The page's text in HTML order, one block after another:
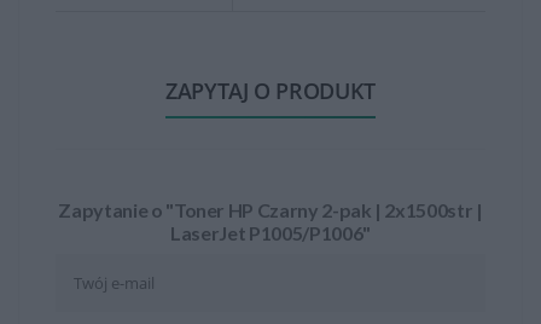
ZAPYTAJ O PRODUKT
Zapytanie o "Toner HP Czarny 2-pak | 2x1500str |
LaserJet P1005/P1006"